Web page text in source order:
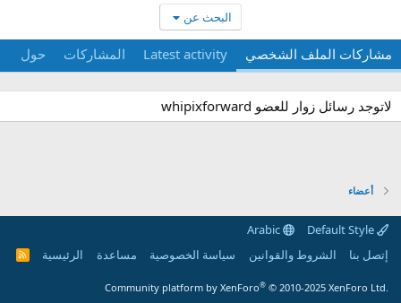
البحث عن
مشاركات الملف الشخصي Latest activity المشاركات حول
لاتوجد رسائل زوار للعضو whipixforward
أعضاء
Arabic
إتصل بنا
الشروط والقوانين سياسة الخصوصية مساعدة الرئيسية
R
Community platform by XenForo® © 2010-2025 XenForo Ltd.